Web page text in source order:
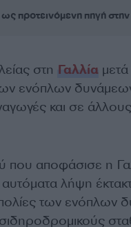
προτεινόμενη πηγή
στη Γαλλίαμετά
των ενόπλων
και σε
αποφάσισε η
λήψη
των ενόπλων